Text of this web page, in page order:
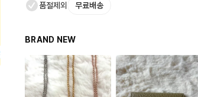
크
로
품절제외 무료배송
BRAND NEW